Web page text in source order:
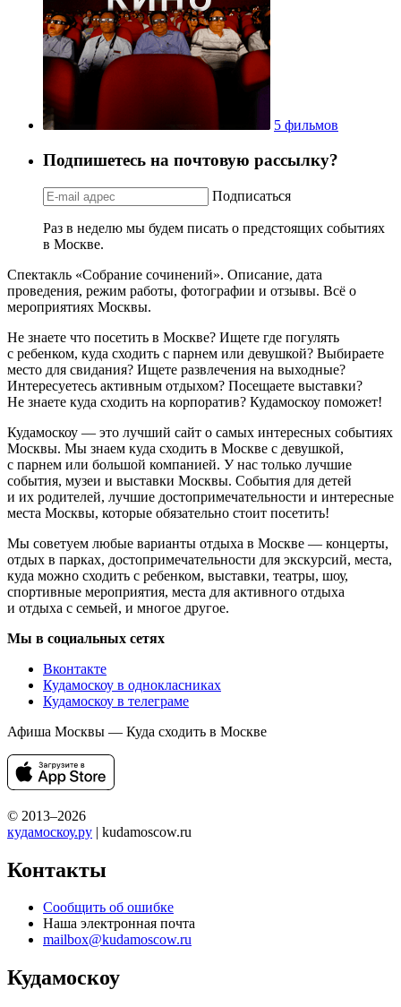
5 фильмов
Подпишетесь на почтовую рассылку?
Подписаться
Раз в неделю мы будем писать о предстоящих событиях
в Москве.
Спектакль «Собрание сочинений». Описание, дата
проведения, режим работы, фотографии и отзывы. Всё о
мероприятиях Москвы.
Не знаете что посетить в Москве? Ищете где погулять
с ребенком, куда сходить с парнем или девушкой? Выбираете
место для свидания? Ищете развлечения на выходные?
Интересуетесь активным отдыхом? Посещаете выставки?
Не знаете куда сходить на корпоратив? Кудамоскоу поможет!
Кудамоскоу — это лучший сайт о самых интересных событиях
Москвы. Мы знаем куда сходить в Москве с девушкой,
с парнем или большой компанией. У нас только лучшие
события, музеи и выставки Москвы. События для детей
и их родителей, лучшие достопримечательности и интересные
места Москвы, которые обязательно стоит посетить!
Мы советуем любые варианты отдыха в Москве — концерты,
отдых в парках, достопримечательности для экскурсий, места,
куда можно сходить с ребенком, выставки, театры, шоу,
спортивные мероприятия, места для активного отдыха
и отдыха с семьей, и многое другое.
Мы в социальных сетях
Вконтакте
Кудамоскоу в однокласниках
Кудамоскоу в телеграме
Афиша Москвы — Куда сходить в Москве
© 2013–2026
кудамоскоу.ру | kudamoscow.ru
Контакты
Сообщить об ошибке
Наша электронная почта
mailbox@kudamoscow.ru
Кудамоскоу